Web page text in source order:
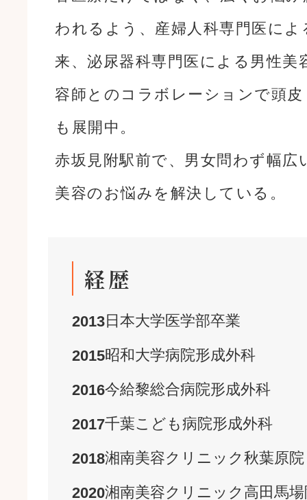
われるよう、産婦人科専門医によ
来、泌尿器科専門医による男性美
容師とのコラボレーションで頭皮
も展開中。
赤坂見附駅前で、男女問わず幅広
美容のお悩みを解決している。
経歴
2013日本大学医学部卒業
2015昭和大学病院形成外科
2016今給黎総合病院形成外科
2017千葉こども病院形成外科
2018湘南美容クリニック 秋葉原院
2020湘南美容クリニック 高田馬